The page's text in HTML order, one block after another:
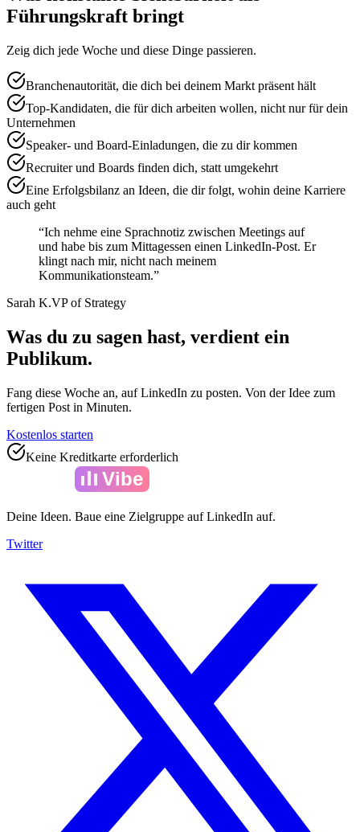
Führungskraft bringt
Zeig dich jede Woche und diese Dinge passieren.
Branchenautorität, die dich bei deinem Markt präsent hält
Top-Kandidaten, die für dich arbeiten wollen, nicht nur für dein
Unternehmen
Speaker- und Board-Einladungen, die zu dir kommen
Recruiter und Boards finden dich, statt umgekehrt
Eine Erfolgsbilanz an Ideen, die dir folgt, wohin deine Karriere
auch geht
“Ich nehme eine Sprachnotiz zwischen Meetings auf
und habe bis zum Mittagessen einen LinkedIn-Post. Er
klingt nach mir, nicht nach meinem
Kommunikationsteam.”
Sarah K.VP of Strategy
Was du zu sagen hast, verdient ein
Publikum.
Fang diese Woche an, auf LinkedIn zu posten. Von der Idee zum
fertigen Post in Minuten.
Kostenlos starten
Keine Kreditkarte erforderlich
Vibe
Deine Ideen. Baue eine Zielgruppe auf LinkedIn auf.
Twitter